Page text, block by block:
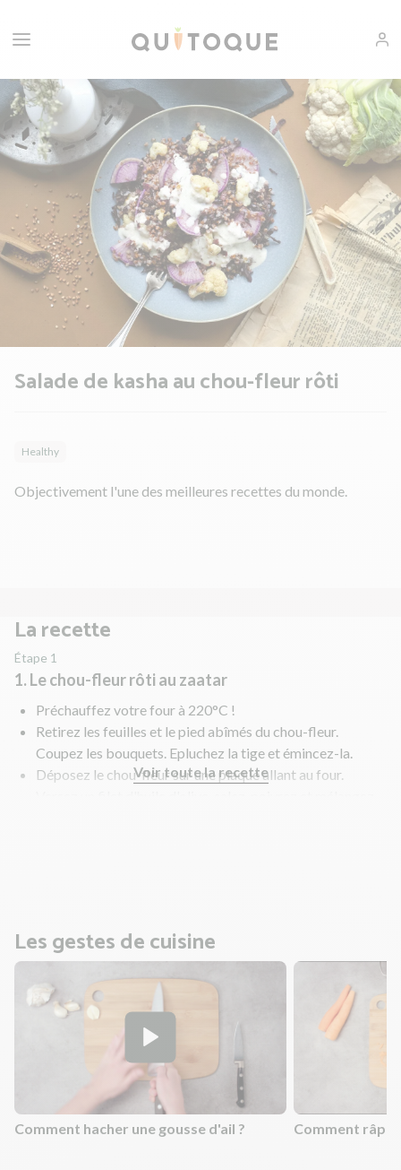
Salade de kasha au chou-fleur rôti
Healthy
Objectivement l'une des meilleures recettes du monde.
La recette
Étape 1
1. Le chou-fleur rôti au zaatar
Préchauffez votre four à 220°C !
Retirez les feuilles et le pied abîmés du chou-fleur.
Coupez les bouquets. Epluchez la tige et émincez-la.
Déposez le chou-fleur sur une plaque allant au four.
Voir toute la recette
Les gestes de cuisine
Comment hacher une gousse d'ail ? Comment